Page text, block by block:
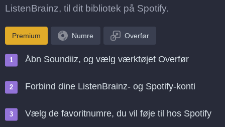
ListenBrainz, til dit bibliotek på Spotify.
Premium Numre Overfør
Åbn Soundiiz, og vælg værktøjet Overfør
Forbind dine ListenBrainz- og Spotify-konti
Vælg de favoritnumre, du vil føje til hos Spotify